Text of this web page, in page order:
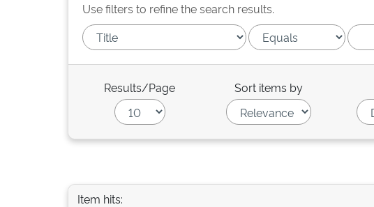
Use filters to refine the search results.
Results/Page Sort items by
Item hits: